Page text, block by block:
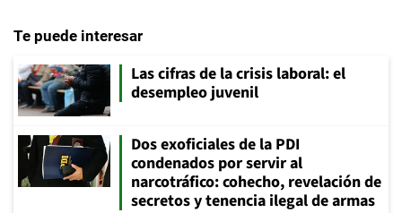
Te puede interesar
Las cifras de la crisis laboral: el
desempleo juvenil
Dos exoficiales de la PDI
condenados por servir al
narcotráfico: cohecho, revelación de
secretos y tenencia ilegal de armas